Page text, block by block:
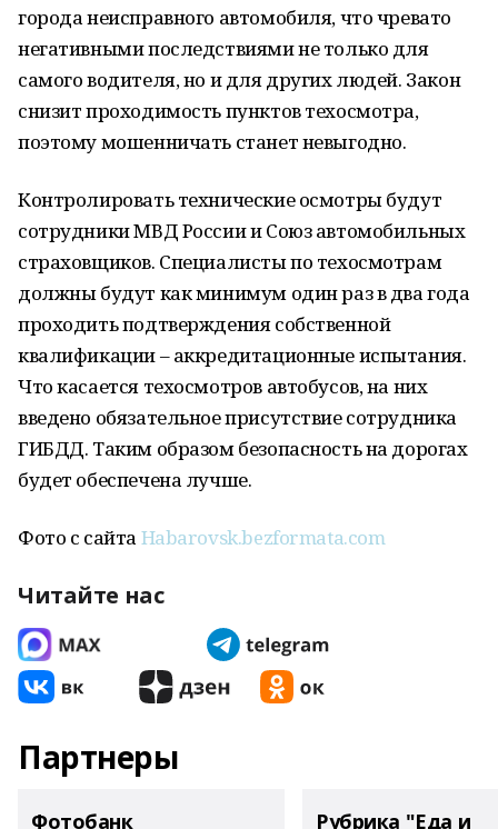
города неисправного автомобиля, что чревато
негативными последствиями не только для
самого водителя, но и для других людей. Закон
снизит проходимость пунктов техосмотра,
поэтому мошенничать станет невыгодно.
Контролировать технические осмотры будут
сотрудники МВД России и Союз автомобильных
страховщиков. Специалисты по техосмотрам
должны будут как минимум один раз в два года
проходить подтверждения собственной
квалификации – аккредитационные испытания.
Что касается техосмотров автобусов, на них
введено обязательное присутствие сотрудника
ГИБДД. Таким образом безопасность на дорогах
будет обеспечена лучше.
Фото с сайта Habarovsk.bezformata.com
Читайте нас
Партнеры
Фотобанк Рубрика "Еда и